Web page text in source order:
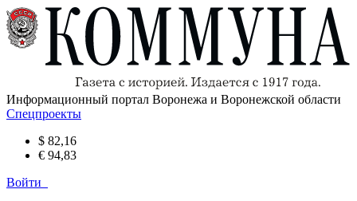
Информационный портал Воронежа и Воронежской области
Спецпроекты
$ 82,16
€ 94,83
Войти